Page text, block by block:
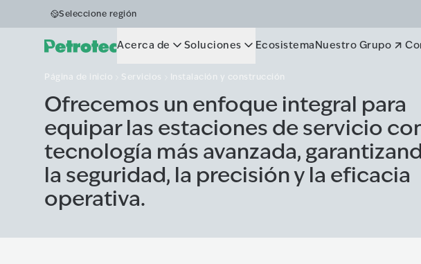
Seleccione región
Acerca de Soluciones EcosistemaNuestro Grupo
Página de inicio Servicios Instalación y construcción
construcción
Ofrecemos un enfoque integral para
equipar las estaciones de servicio
tecnología más avanzada,
la seguridad, la precisión y la eficacia
operativa.